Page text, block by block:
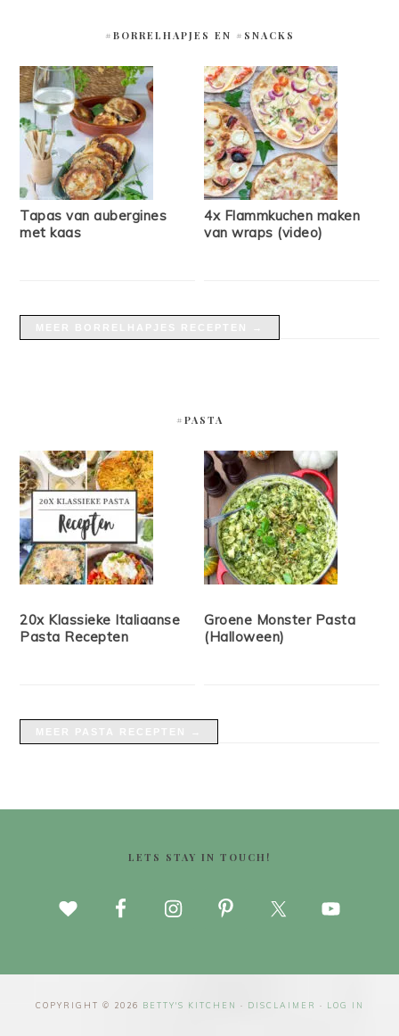
#BORRELHAPJES EN #SNACKS
Tapas van aubergines
met kaas
4x Flammkuchen maken
van wraps (video)
#PASTA
20x Klassieke Italiaanse
Pasta Recepten
Groene Monster Pasta
(Halloween)
LETS STAY IN TOUCH!
COPYRIGHT © 2026 BETTY'S KITCHEN · DISCLAIMER · LOG IN